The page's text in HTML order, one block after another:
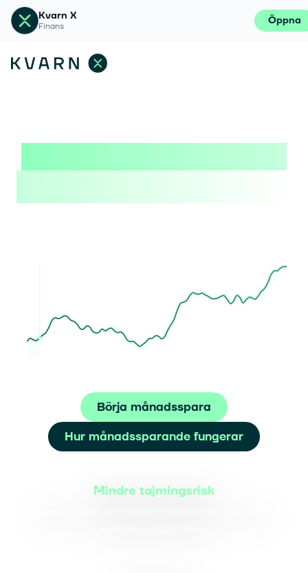
Kvarn X
Finans Öppna
Börja månadsspara
Hur månadssparande fungerar
Mindre tajmingsrisk